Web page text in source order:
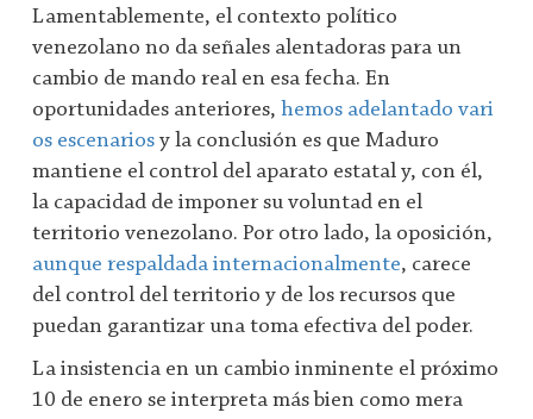
Lamentablemente, el contexto político
venezolano no da señales alentadoras para un
cambio de mando real en esa fecha. En
oportunidades anteriores, hemos adelantado vari
os escenarios y la conclusión es que Maduro
mantiene el control del aparato estatal y, con él,
la capacidad de imponer su voluntad en el
territorio venezolano. Por otro lado, la oposición,
aunque respaldada internacionalmente, carece
del control del territorio y de los recursos que
puedan garantizar una toma efectiva del poder.
La insistencia en un cambio inminente el próximo
10 de enero se interpreta más bien como mera